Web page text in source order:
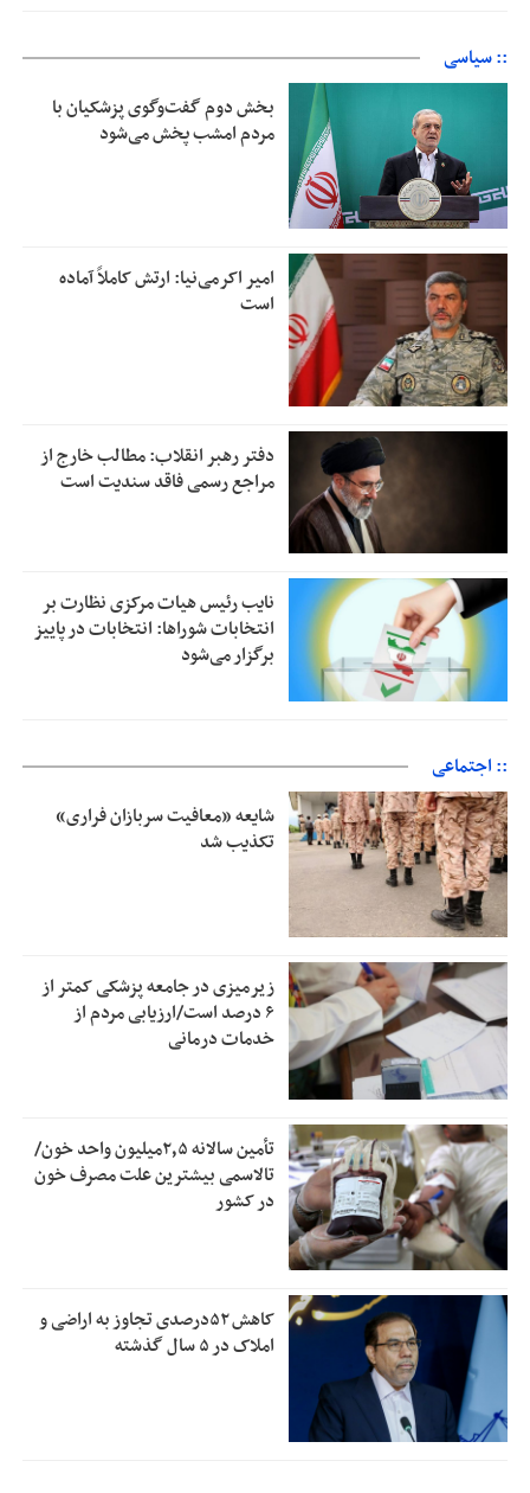
:: سیاسی
بخش دوم گفت‌وگوی پزشکیان با
مردم امشب پخش می‌شود
امیر اکرمی‌نیا: ارتش کاملاً آماده
است
دفتر رهبر انقلاب: مطالب خارج از
مراجع رسمی فاقد سندیت است
نایب رئیس هیات مرکزی نظارت بر
انتخابات شوراها: انتخابات در پاییز
برگزار می‌شود
:: اجتماعی
شایعه «معافیت سربازان فراری»
تکذیب شد
زیرمیزی در جامعه پزشکی کمتر از
۶ درصد است/ارزیابی مردم از
خدمات درمانی
تأمین سالانه ۲٫۵میلیون واحد خون/
تالاسمی بیشترین علت مصرف‌ خون
در کشور
کاهش ۵۲درصدی تجاوز به اراضی و
املاک در ۵ سال گذشته